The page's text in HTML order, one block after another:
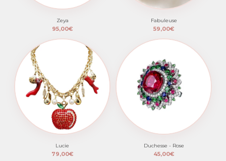
Zeya
95,00€
Fabuleuse
59,00€
Lucie
79,00€
Duchesse - Rose
45,00€